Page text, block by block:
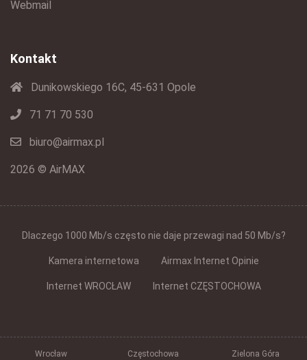
Webmail
Kontakt
Dunikowskiego 16C, 45-631 Opole
71 71 70 530
biuro@airmax.pl
2026 © AirMAX
Dlaczego 1000 Mb/s często nie daje przewagi nad 50 Mb/s?
Kamera internetowa Airmax Internet Opinie
Internet WROCŁAW Internet CZĘSTOCHOWA
Wrocław Częstochowa Zielona Góra